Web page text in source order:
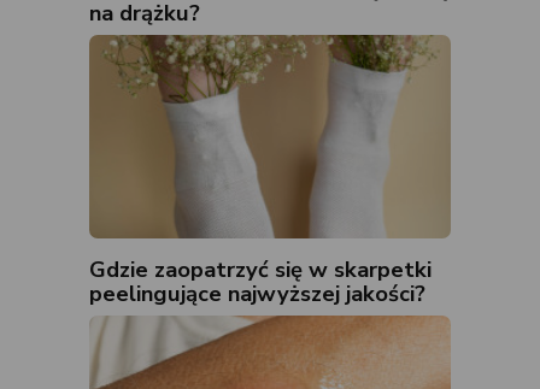
na drążku?
Gdzie zaopatrzyć się w skarpetki
peelingujące najwyższej jakości?